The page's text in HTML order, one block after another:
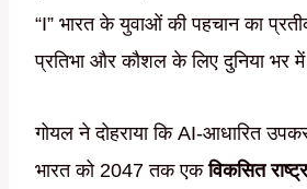
“I” भारत के युवाओं की पहचान का
प्रतिभा और कौशल के लिए दुनिया भर
गोयल ने दोहराया कि AI-आधारित
भारत को 2047 तक एकविकसित राष्ट्र